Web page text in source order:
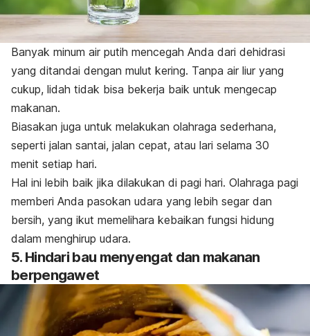
Banyak minum air putih mencegah Anda dari dehidrasi
yang ditandai dengan mulut kering. Tanpa air liur yang
cukup, lidah tidak bisa bekerja baik untuk mengecap
makanan.
Biasakan juga untuk melakukan olahraga sederhana,
seperti jalan santai, jalan cepat, atau lari selama 30
menit setiap hari.
Hal ini lebih baik jika dilakukan di pagi hari. Olahraga pagi
memberi Anda pasokan udara yang lebih segar dan
bersih, yang ikut memelihara kebaikan fungsi hidung
dalam menghirup udara.
5. Hindari bau menyengat dan makanan
berpengawet